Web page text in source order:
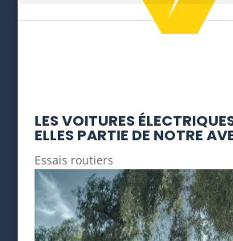
LES VOITURES
ELLES PARTIE DE NOTRE
Essais routiers